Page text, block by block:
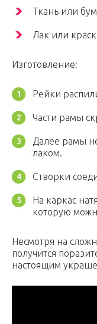
Ткань или
Лак или
Изготовление:
Рейки
Части рамы
Далее рамы
лаком.
Створки
На каркас
которую
Несмотря на
получится
настоящим